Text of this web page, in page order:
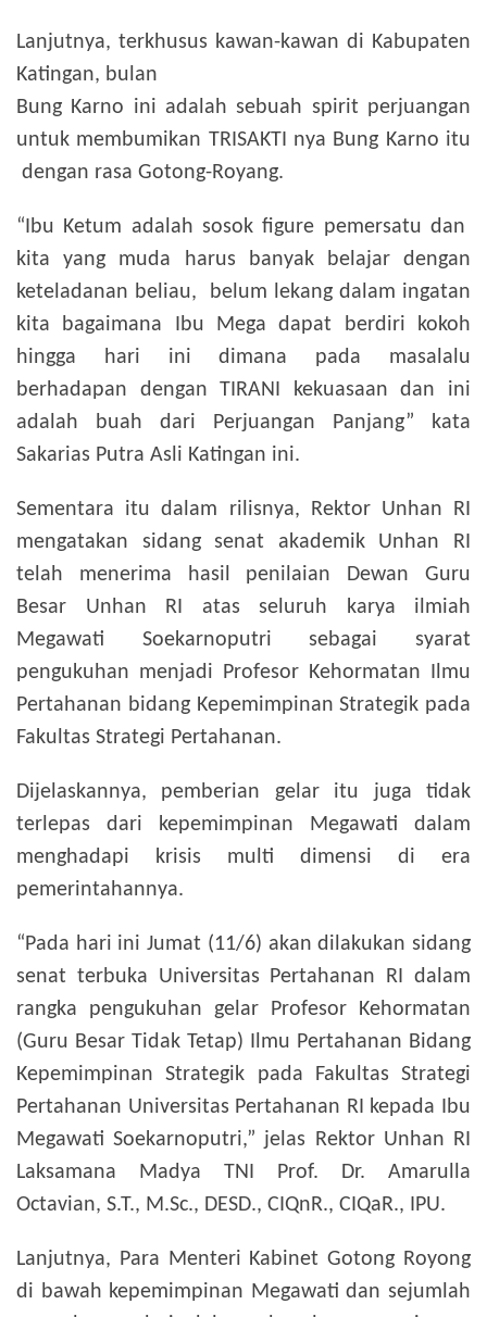
Lanjutnya, terkhusus kawan-kawan di Kabupaten
Katingan, bulan
Bung Karno ini adalah sebuah spirit perjuangan
untuk membumikan TRISAKTI nya Bung Karno itu
dengan rasa Gotong-Royang.
“Ibu Ketum adalah sosok figure pemersatu dan
kita yang muda harus banyak belajar dengan
keteladanan beliau, belum lekang dalam ingatan
kita bagaimana Ibu Mega dapat berdiri kokoh
hingga hari ini dimana pada masalalu
berhadapan dengan TIRANI kekuasaan dan ini
adalah buah dari Perjuangan Panjang” kata
Sakarias Putra Asli Katingan ini.
Sementara itu dalam rilisnya, Rektor Unhan RI
mengatakan sidang senat akademik Unhan RI
telah menerima hasil penilaian Dewan Guru
Besar Unhan RI atas seluruh karya ilmiah
Megawati Soekarnoputri sebagai syarat
pengukuhan menjadi Profesor Kehormatan Ilmu
Pertahanan bidang Kepemimpinan Strategik pada
Fakultas Strategi Pertahanan.
Dijelaskannya, pemberian gelar itu juga tidak
terlepas dari kepemimpinan Megawati dalam
menghadapi krisis multi dimensi di era
pemerintahannya.
“Pada hari ini Jumat (11/6) akan dilakukan sidang
senat terbuka Universitas Pertahanan RI dalam
rangka pengukuhan gelar Profesor Kehormatan
(Guru Besar Tidak Tetap) Ilmu Pertahanan Bidang
Kepemimpinan Strategik pada Fakultas Strategi
Pertahanan Universitas Pertahanan RI kepada Ibu
Megawati Soekarnoputri,” jelas Rektor Unhan RI
Laksamana Madya TNI Prof. Dr. Amarulla
Octavian, S.T., M.Sc., DESD., CIQnR., CIQaR., IPU.
Lanjutnya, Para Menteri Kabinet Gotong Royong
di bawah kepemimpinan Megawati dan sejumlah